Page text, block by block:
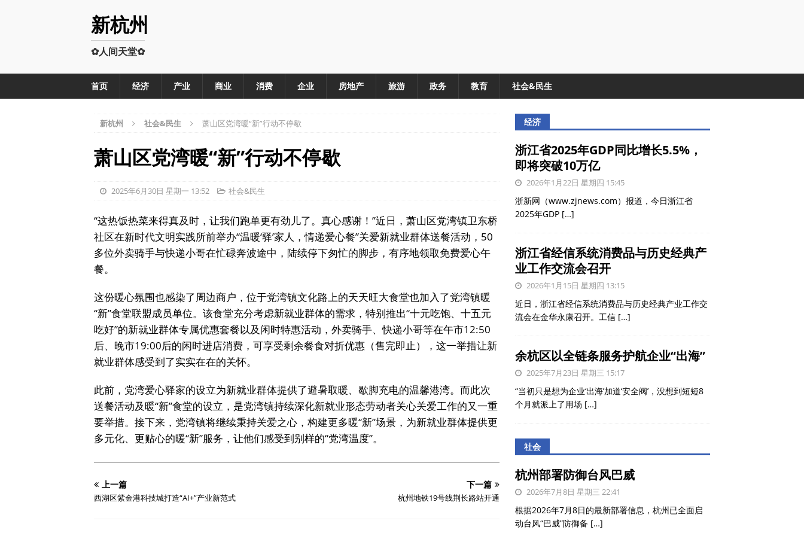
新杭州
✿人间天堂✿
首页 经济 产业 商业 消费 企业 房地产 旅游 政务 教育 社会&民生
新杭州 社会&民生 萧山区党湾暖“新”行动不停歇
萧山区党湾暖“新”行动不停歇
2025年6月30日 星期一 13:52 社会&民生
“这热饭热菜来得真及时，让我们跑单更有劲儿了。真心感谢！”近日，萧山区党湾镇卫东桥
社区在新时代文明实践所前举办“温暖‘驿’家人，情递爱心餐”关爱新就业群体送餐活动，50
多位外卖骑手与快递小哥在忙碌奔波途中，陆续停下匆忙的脚步，有序地领取免费爱心午
餐。
这份暖心氛围也感染了周边商户，位于党湾镇文化路上的天天旺大食堂也加入了党湾镇暖
“新”食堂联盟成员单位。该食堂充分考虑新就业群体的需求，特别推出“十元吃饱、十五元
吃好”的新就业群体专属优惠套餐以及闲时特惠活动，外卖骑手、快递小哥等在午市12:50
后、晚市19:00后的闲时进店消费，可享受剩余餐食对折优惠（售完即止），这一举措让新
就业群体感受到了实实在在的关怀。
此前，党湾爱心驿家的设立为新就业群体提供了避暑取暖、歇脚充电的温馨港湾。而此次
送餐活动及暖“新”食堂的设立，是党湾镇持续深化新就业形态劳动者关心关爱工作的又一重
要举措。接下来，党湾镇将继续秉持关爱之心，构建更多暖“新”场景，为新就业群体提供更
多元化、更贴心的暖“新”服务，让他们感受到别样的“党湾温度”。
上一篇
西湖区紫金港科技城打造“AI+”产业新范式
下一篇
杭州地铁19号线荆长路站开通
经济
浙江省2025年GDP同比增长5.5%，
即将突破10万亿
2026年1月22日 星期四 15:45
浙新网（www.zjnews.com）报道，今日浙江省
2025年GDP […]
浙江省经信系统消费品与历史经典产
业工作交流会召开
2026年1月15日 星期四 13:15
近日，浙江省经信系统消费品与历史经典产业工作交
流会在金华永康召开。工信 […]
余杭区以全链条服务护航企业“出海”
2025年7月23日 星期三 15:17
“当初只是想为企业‘出海’加道‘安全阀’，没想到短短8
个月就派上了用场 […]
社会
杭州部署防御台风巴威
2026年7月8日 星期三 22:41
根据2026年7月8日的最新部署信息，杭州已全面启
动台风“巴威”防御备 […]